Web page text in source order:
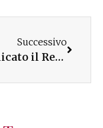
Successivo
Pubblicato il Regolamento dei Premi di studio 2025-26